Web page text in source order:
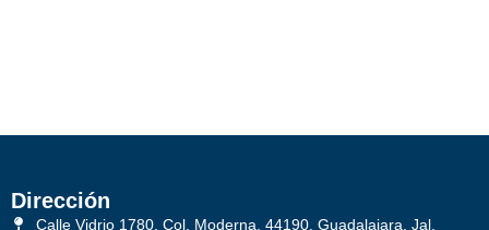
Dirección
Calle Vidrio 1780, Col. Moderna, 44190, Guadalajara, Jal.